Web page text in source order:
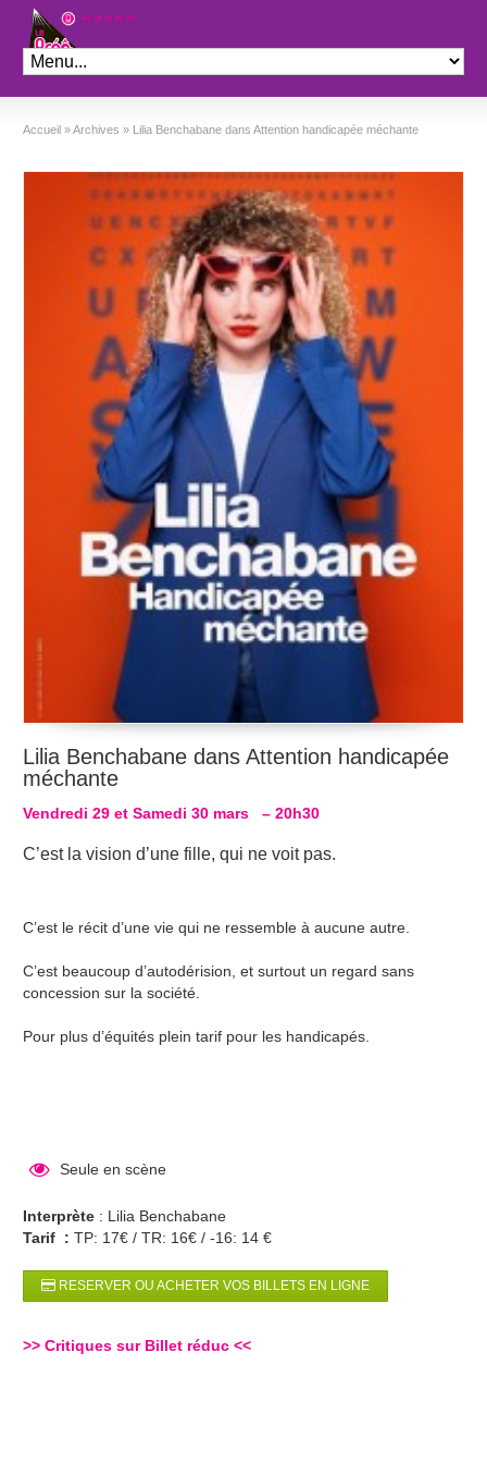
Théâtre le Préo
Accueil »Archives » Lilia Benchabane dans Attention handicapée méchante
Lilia Benchabane dans Attention handicapée
méchante
Vendredi 29 et Samedi 30 mars – 20h30
C’est la vision d’une fille, qui ne voit pas.
C’est le récit d’une vie qui ne ressemble à aucune autre.
C’est beaucoup d’autodérision, et surtout un regard sans
concession sur la société.
Pour plus d’équités plein tarif pour les handicapés.
Seule en scène
Interprète : Lilia Benchabane
Tarif : TP: 17€ / TR: 16€ / -16: 14 €
RESERVER OU ACHETER VOS BILLETS EN LIGNE
>>Critiques sur Billet réduc <<